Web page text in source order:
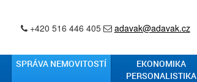
+420 516 446 405 adavak@adavak.cz
SPRÁVA NEMOVITOSTÍ
EKONOMIKA
PERSONALISTIKA